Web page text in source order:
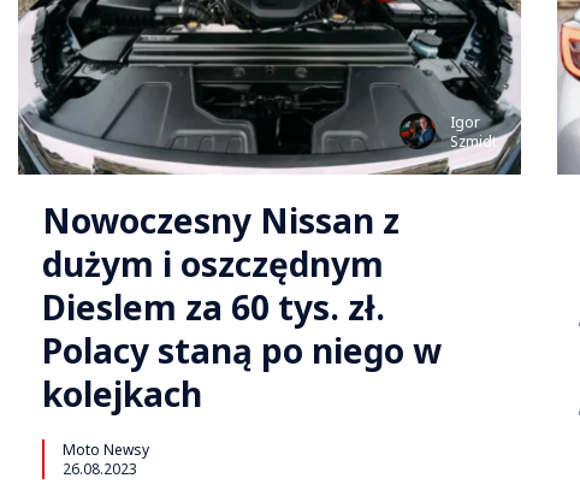
Igor
Szmidt
Nowoczesny Nissan z
dużym i oszczędnym
Dieslem za 60 tys. zł.
Polacy staną po niego w
kolejkach
Moto Newsy
26.08.2023